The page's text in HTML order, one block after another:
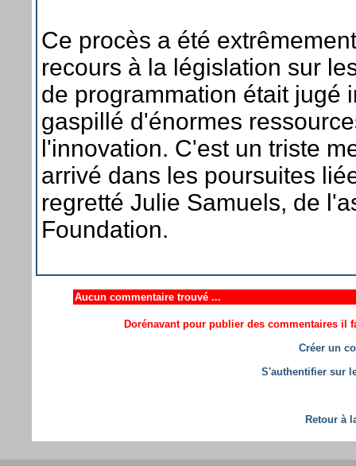
Ce procès a été
recours à la législation sur
de programmation était jugé
gaspillé d'énormes
l'innovation. C'est un triste
arrivé dans les poursuites
regretté Julie Samuels, de
Foundation.
Aucun commentaire trouvé ...
Dorénavant pour publier des commentaires il
Créer un
S'authentifier sur
Retour à